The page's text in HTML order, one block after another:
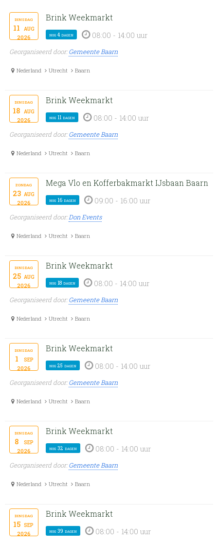
dinsdag
11 aug
2026
Brink Weekmarkt
nog 4 dagen 08:00 - 14:00 uur
Georganiseerd door:Gemeente Baarn
Nederland Utrecht Baarn
dinsdag
18 aug
2026
Brink Weekmarkt
nog 11 dagen 08:00 - 14:00 uur
Georganiseerd door:Gemeente Baarn
Nederland Utrecht Baarn
zondag
23 aug
2026
Mega Vlo en Kofferbakmarkt IJsbaan Baarn
nog 16 dagen 09:00 - 16:00 uur
Georganiseerd door:Don Events
Nederland Utrecht Baarn
dinsdag
25 aug
2026
Brink Weekmarkt
nog 18 dagen 08:00 - 14:00 uur
Georganiseerd door:Gemeente Baarn
Nederland Utrecht Baarn
dinsdag
1 sep
2026
Brink Weekmarkt
nog 25 dagen 08:00 - 14:00 uur
Georganiseerd door:Gemeente Baarn
Nederland Utrecht Baarn
dinsdag
8 sep
2026
Brink Weekmarkt
nog 32 dagen 08:00 - 14:00 uur
Georganiseerd door:Gemeente Baarn
Nederland Utrecht Baarn
dinsdag
15 sep
2026
Brink Weekmarkt
nog 39 dagen 08:00 - 14:00 uur